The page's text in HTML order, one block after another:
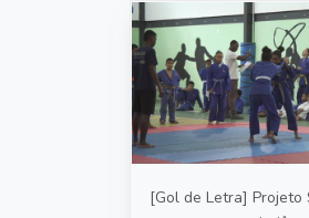
[Gol de Letra] Projeto